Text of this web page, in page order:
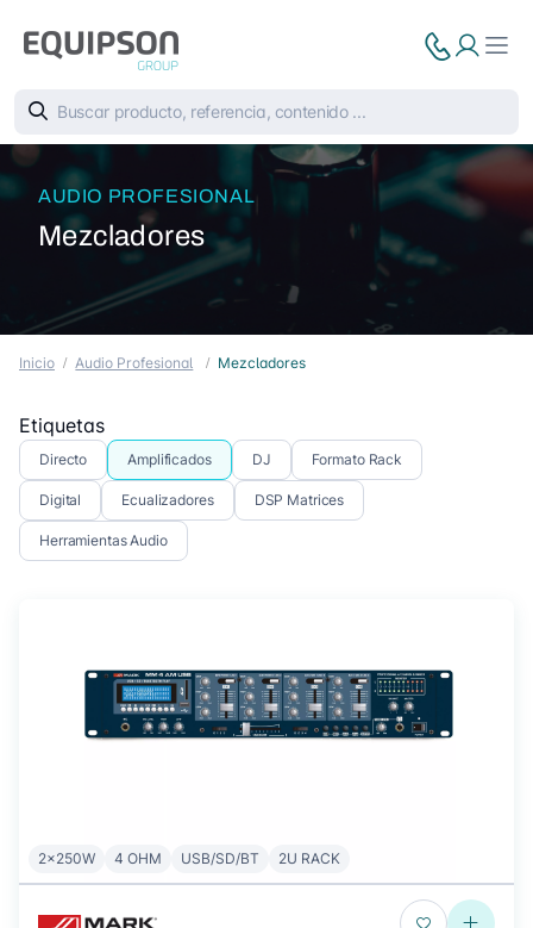
AUDIO PROFESIONAL
Mezcladores
Inicio Audio Profesional Mezcladores
Etiquetas
Directo Amplificados DJ Formato Rack
Digital Ecualizadores DSP Matrices
Herramientas Audio
2x250W 4 OHM USB/SD/BT 2U RACK